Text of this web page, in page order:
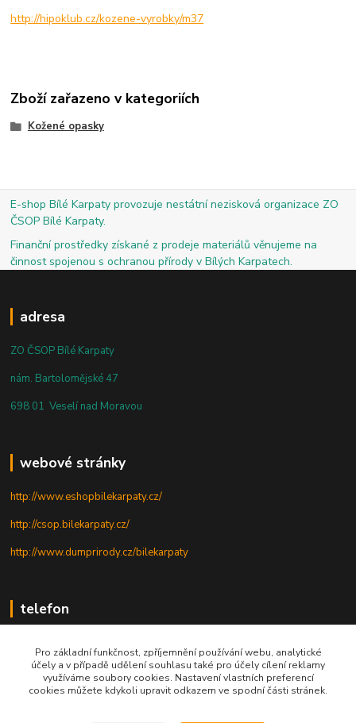
http://hipoklub.cz/kozene-vyrobky/m37
Zboží zařazeno v kategoriích
Kožené opasky
E-shop Bílé Karpaty provozuje nestátní nezisková organizace ZO
ČSOP Bílé Karpaty.
Finanční prostředky získané z prodeje materiálů věnujeme na
činnost spojenou s ochranou přírody v Bílých Karpatech.
adresa
ZO ČSOP Bílé Karpaty
nám. Bartolomějské 47
698 01 Veselí nad Moravou
webové stránky
http://www.eshopbilekarpaty.cz/
http://csop.bilekarpaty.cz/
http://www.dumprirody.cz/bilekarpaty
telefon
+420 727 880 789
PO - PÁ: 9 - 17
Pro základní funkčnost, zpříjemnění používání webu, analytické
účely a v případě udělení souhlasu také pro účely cílení reklamy
využíváme soubory cookies. Nastavení vlastních preferencí
cookies můžete kdykoli upravit odkazem ve spodní části stránek.